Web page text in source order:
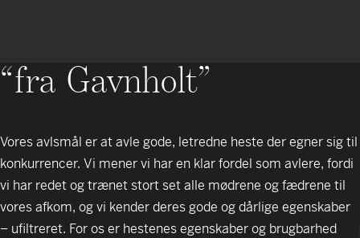
“fra Gavnholt”
Vores avlsmål er at avle gode, letredne heste der egner sig til
konkurrencer. Vi mener vi har en klar fordel som avlere, fordi
vi har redet og trænet stort set alle mødrene og fædrene til
vores afkom, og vi kender deres gode og dårlige egenskaber
– ufiltreret. For os er hestenes egenskaber og brugbarhed